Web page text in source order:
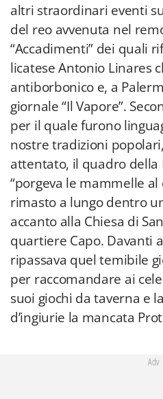
altri straordinari eventi
del reo avvenuta nel
“Accadimenti” dei quali
licatese Antonio Linares
antiborbonico e, a
giornale “Il Vapore”.
per il quale furono
nostre tradizioni
attentato, il quadro della
“porgeva le mammelle
rimasto a lungo dentro
accanto alla Chiesa di
quartiere Capo. Davanti
ripassava quel temibile
per raccomandare ai
suoi giochi da taverna e
d’ingiurie la mancata
Adv